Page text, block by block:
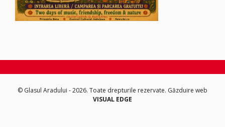
© Glasul Aradului - 2026. Toate drepturile rezervate. Găzduire web
VISUAL EDGE